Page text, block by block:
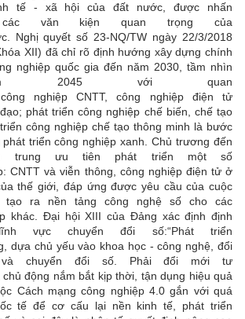
tế - xã hội của đất nước, được nhấn
văn kiện quan trọng của
Nghị quyết số 23-NQ/TW ngày 22/3/2018
XII) đã chỉ rõ định hướng xây dựng chính
nghiệp quốc gia đến năm 2030, tầm nhìn
2045 với quan
nghiệp CNTT, công nghiệp điện tử
phát triển công nghiệp chế biến, chế tạo
công nghiệp chế tạo thông minh là bước
triển công nghiệp xanh. Chủ trương đến
trung ưu tiên phát triển một số
CNTT và viễn thông, công nghiệp điện tử ở
thế giới, đáp ứng được yêu cầu của cuộc
tạo ra nền tảng công nghệ số cho các
khác. Đại hội XIII của Đảng xác định định
vực chuyển đổi số:“Phát triển
dựa chủ yếu vào khoa học - công nghệ, đổi
chuyển đổi số. Phải đổi mới tư
động nắm bắt kịp thời, tận dụng hiệu quả
Cách mạng công nghiệp 4.0 gắn với quá
tế để cơ cấu lại nền kinh tế, phát triển